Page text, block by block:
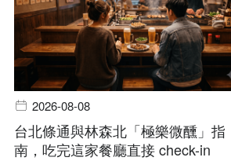
2026-08-08
台北條通與林森北「極樂微醺」指
南，吃完這家餐廳直接 check-in